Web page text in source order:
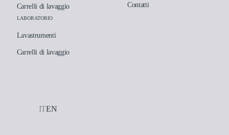
Carrelli di lavaggio
LABORATORIO
Lavastrumenti
Carrelli di lavaggio
Contatti
ITEN